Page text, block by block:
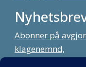
Abonner på
klagenemnd,